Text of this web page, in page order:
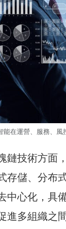
能在運營、服務、風
鏈技術方面
存儲、分布
中心化，具
進多組織之